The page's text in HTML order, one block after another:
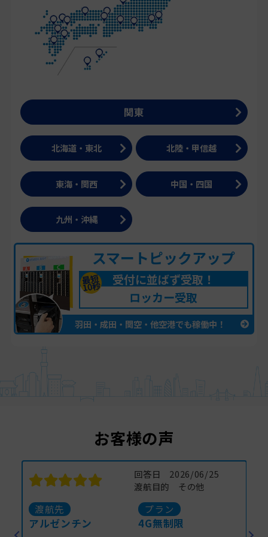
関東
北海道・東北 北陸・甲信越
東海・関西 中国・四国
九州・沖縄
スマート ピックアップ
最短
10秒
受付に並ばず受取！
ロッカー受取
羽田・成田・関空・他空港でも稼働中！
お客様の声
回答日 2026/06/24
渡航目的 旅行
渡航先
インドネシア
プラン
1.1GB/日